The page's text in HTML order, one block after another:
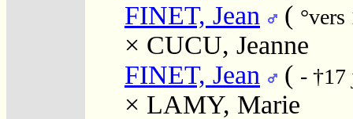
FINET, Jean (
× CUCU, Jeanne
FINET, Jean
( -
× LAMY, Marie